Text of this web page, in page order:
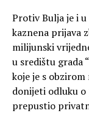
Protiv Bulja je i
kaznena prijava
milijunski
u središtu grada
koje je s
donijeti odluku
prepustio